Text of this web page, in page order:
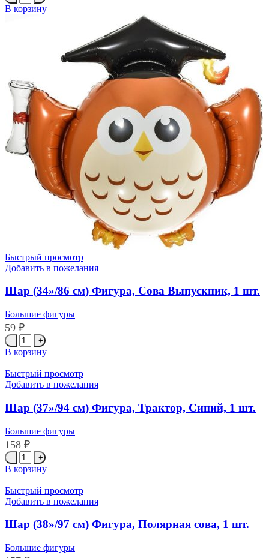
товара
Шар
1
шт.
В корзину
Быстрый просмотр
Добавить в пожелания
Шар (34»/86 см) Фигура, Сова Выпускник, 1 шт.
Большие фигуры
59 ₽
Количество
товара
Шар
(34''/86
см)
Сова
Выпускник,
шт.
В корзину
Быстрый просмотр
Добавить в пожелания
Шар (37»/94 см) Фигура, Трактор, Синий, 1 шт.
Большие фигуры
158 ₽
Количество
товара
Шар
(37''/94
см)
Трактор,
Синий,
шт.
В корзину
Быстрый просмотр
Добавить в пожелания
Шар (38»/97 см) Фигура, Полярная сова, 1 шт.
Большие фигуры